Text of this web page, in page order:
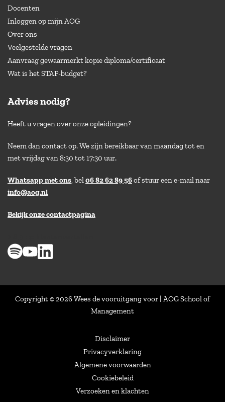
Docenten
Inloggen op mijn AOG
Over ons
Veelgestelde vragen
Aanvraag gewaarmerkt kopie diploma/certificaat
Wat is het STAP-budget?
Advies nodig?
Heeft u vragen over onze opleidingen?
Neem dan contact op. We zijn bereikbaar van maandag tot en
met vrijdag van 8:30 tot 17:30 uur.
Whatsapp met ons, bel06 82 62 89 56of stuur een e-mail naar
info@aog.nl
Bekijk onze contactpagina
Copyright © 2026 Wees de vooruitgang voor | AOG School of
Management
Disclaimer
Privacyverklaring
Algemene voorwaarden
Cookiebeleid
Verzoeken en klachten